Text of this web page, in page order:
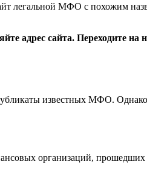
легальной МФО с похожим
адрес сайта. Переходите
известных МФО.
организаций,